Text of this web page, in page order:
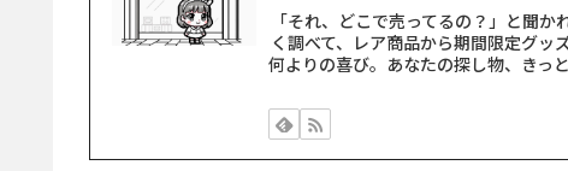
「それ、どこで売ってるの？」と聞
く調べて、レア商品から期間限定グッ
何よりの喜び。あなたの探し物、きっ